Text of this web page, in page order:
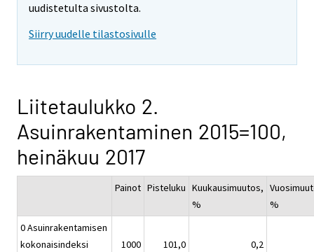
uudistetulta sivustolta.
Siirry uudelle tilastosivulle
Liitetaulukko 2.
Asuinrakentaminen 2015=100,
heinäkuu 2017
Painot Pisteluku Kuukausimuutos,
%
%
0 Asuinrakentamisen
kokonaisindeksi
1000 101,0
0,2